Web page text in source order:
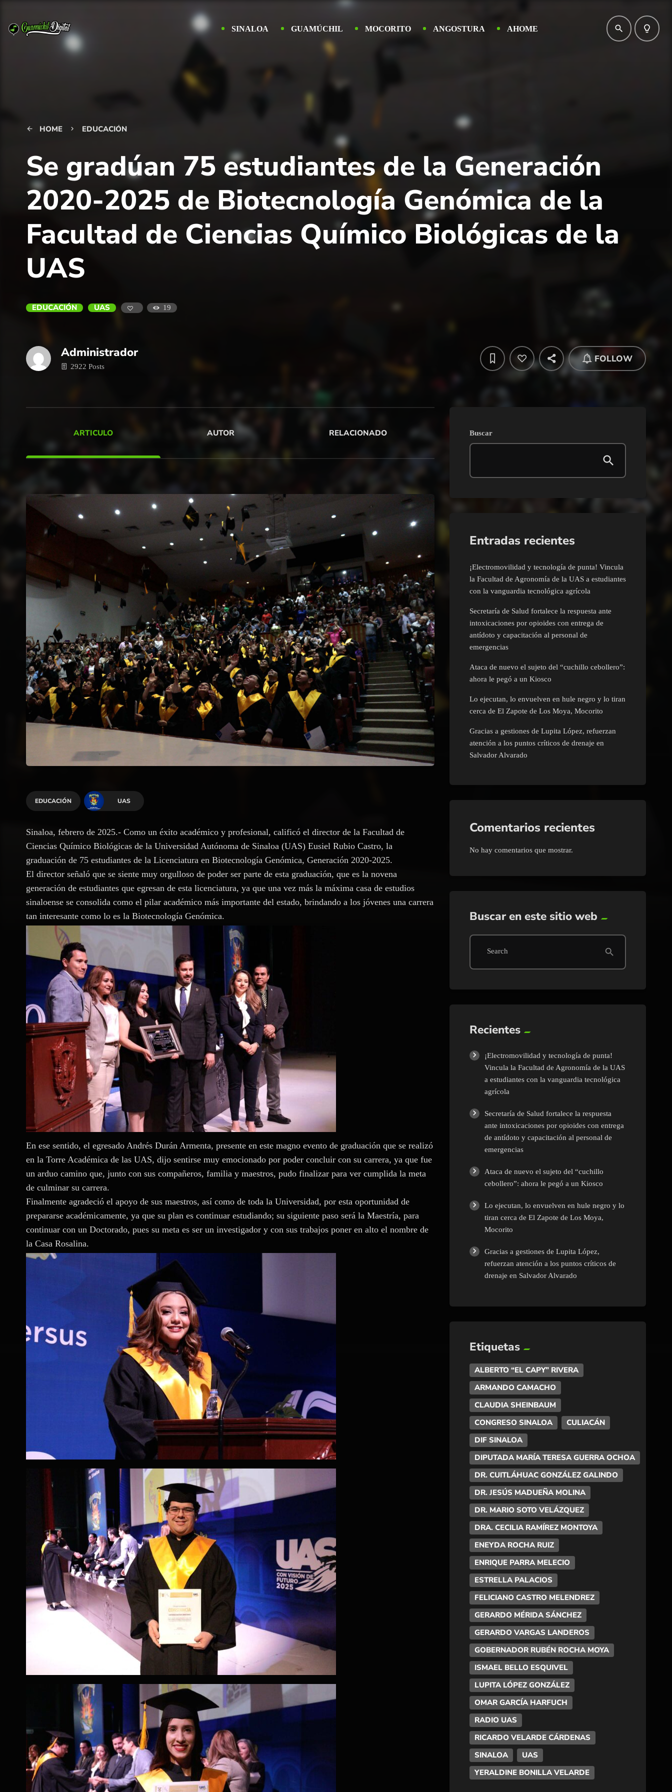
SINALOA GUAMÚCHIL MOCORITO ANGOSTURA AHOME search lightbulb_outline
arrow_back HOME keyboard_arrow_right EDUCACIÓN
Se gradúan 75 estudiantes de la Generación
2020-2025 de Biotecnología Genómica de la
Facultad de Ciencias Químico Biológicas de la
UAS
EDUCACIÓN UAS 19
Administrador
2922 Posts
FOLLOW
ARTICULO AUTOR RELACIONADO
EDUCACIÓN UAS
Sinaloa, febrero de 2025.- Como un éxito académico y profesional, calificó el director de la Facultad de
Ciencias Químico Biológicas de la Universidad Autónoma de Sinaloa (UAS) Eusiel Rubio Castro, la
graduación de 75 estudiantes de la Licenciatura en Biotecnología Genómica, Generación 2020-2025.
El director señaló que se siente muy orgulloso de poder ser parte de esta graduación, que es la novena
generación de estudiantes que egresan de esta licenciatura, ya que una vez más la máxima casa de estudios
sinaloense se consolida como el pilar académico más importante del estado, brindando a los jóvenes una carrera
tan interesante como lo es la Biotecnología Genómica.
En ese sentido, el egresado Andrés Durán Armenta, presente en este magno evento de graduación que se realizó
en la Torre Académica de las UAS, dijo sentirse muy emocionado por poder concluir con su carrera, ya que fue
un arduo camino que, junto con sus compañeros, familia y maestros, pudo finalizar para ver cumplida la meta
de culminar su carrera.
Finalmente agradeció el apoyo de sus maestros, así como de toda la Universidad, por esta oportunidad de
prepararse académicamente, ya que su plan es continuar estudiando; su siguiente paso será la Maestría, para
continuar con un Doctorado, pues su meta es ser un investigador y con sus trabajos poner en alto el nombre de
la Casa Rosalina.
Buscar
Entradas recientes
¡Electromovilidad y tecnología de punta! Vincula
la Facultad de Agronomía de la UAS a estudiantes
con la vanguardia tecnológica agrícola
Secretaría de Salud fortalece la respuesta ante
intoxicaciones por opioides con entrega de
antídoto y capacitación al personal de
emergencias
Ataca de nuevo el sujeto del “cuchillo cebollero”:
ahora le pegó a un Kiosco
Lo ejecutan, lo envuelven en hule negro y lo tiran
cerca de El Zapote de Los Moya, Mocorito
Gracias a gestiones de Lupita López, refuerzan
atención a los puntos críticos de drenaje en
Salvador Alvarado
Comentarios recientes
No hay comentarios que mostrar.
Buscar en este sitio web
Search search
Recientes
¡Electromovilidad y tecnología de punta!
Vincula la Facultad de Agronomía de la UAS
a estudiantes con la vanguardia tecnológica
agrícola
Secretaría de Salud fortalece la respuesta
ante intoxicaciones por opioides con entrega
de antídoto y capacitación al personal de
emergencias
Ataca de nuevo el sujeto del “cuchillo
cebollero”: ahora le pegó a un Kiosco
Lo ejecutan, lo envuelven en hule negro y lo
tiran cerca de El Zapote de Los Moya,
Mocorito
Gracias a gestiones de Lupita López,
refuerzan atención a los puntos críticos de
drenaje en Salvador Alvarado
Etiquetas
ALBERTO “EL CAPY” RIVERA
ARMANDO CAMACHO
CLAUDIA SHEINBAUM
CONGRESO SINALOA
CULIACÁN
DIF SINALOA
DIPUTADA MARÍA TERESA GUERRA OCHOA
DR. CUITLÁHUAC GONZÁLEZ GALINDO
DR. JESÚS MADUEÑA MOLINA
DR. MARIO SOTO VELÁZQUEZ
DRA. CECILIA RAMÍREZ MONTOYA
ENEYDA ROCHA RUIZ
ENRIQUE PARRA MELECIO
ESTRELLA PALACIOS
FELICIANO CASTRO MELENDREZ
GERARDO MÉRIDA SÁNCHEZ
GERARDO VARGAS LANDEROS
GOBERNADOR RUBÉN ROCHA MOYA
ISMAEL BELLO ESQUIVEL
LUPITA LÓPEZ GONZÁLEZ
OMAR GARCÍA HARFUCH
RADIO UAS
RICARDO VELARDE CÁRDENAS
SINALOA
UAS
YERALDINE BONILLA VELARDE